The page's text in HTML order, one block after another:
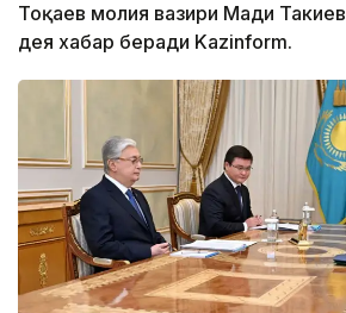
Тоқаев молия вазири Мади
дея хабар беради Kazinform.